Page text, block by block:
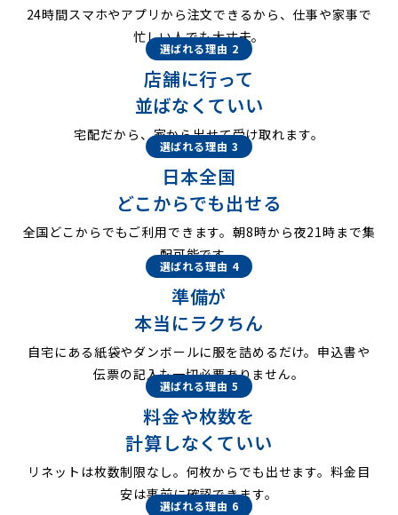
24時間スマホやアプリから注文できるから、仕事や家事で
忙しい人でも大丈夫。
選ばれる理由 2
店舗に行って
並ばなくていい
宅配だから、家から出せて受け取れます。
選ばれる理由 3
日本全国
どこからでも出せる
全国どこからでもご利用できます。朝8時から夜21時まで集
配可能です。
選ばれる理由 4
準備が
本当にラクちん
自宅にある紙袋やダンボールに服を詰めるだけ。申込書や
伝票の記入も一切必要ありません。
選ばれる理由 5
料金や枚数を
計算しなくていい
リネットは枚数制限なし。何枚からでも出せます。料金目
安は事前に確認できます。
選ばれる理由 6